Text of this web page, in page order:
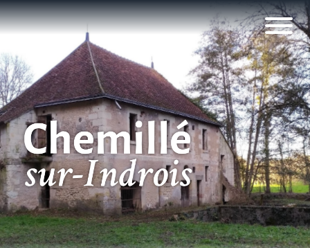
Panneau de gestion des cookies